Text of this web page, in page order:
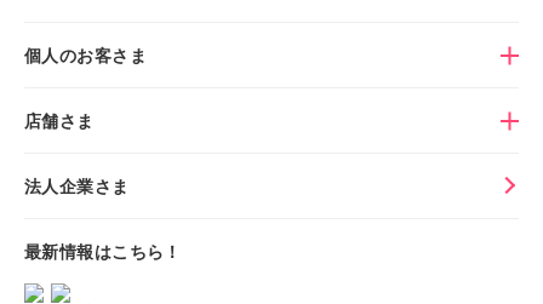
個人のお客さま
店舗さま
法人企業さま
最新情報はこちら！